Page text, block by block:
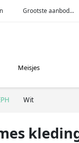
Grootste aanbod...
Meisjes
Wit